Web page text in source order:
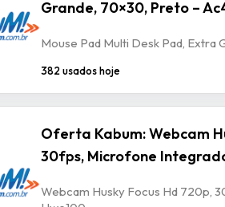
Grande, 70×30, Preto –
Mouse Pad Multi Desk Pad,
382 usados hoje
Oferta Kabum: Webcam
30fps, Microfone
Webcam Husky Focus Hd 720p,